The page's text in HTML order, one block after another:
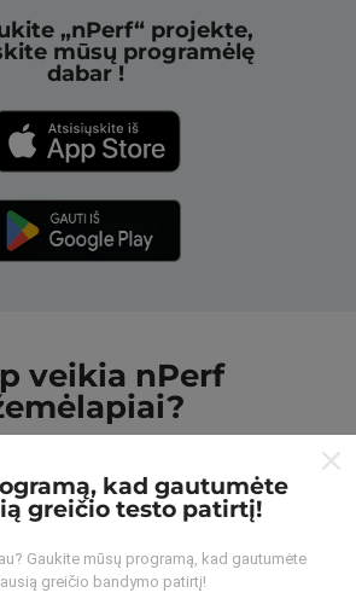
„nPerf“ projekte,
mūsų programėlę
dabar !
veikia nPerf
duomenys?
kad gautumėte
greičio testo patirtį!
Gaukite mūsų programą, kad gautumėte
greičio bandymo patirtį!